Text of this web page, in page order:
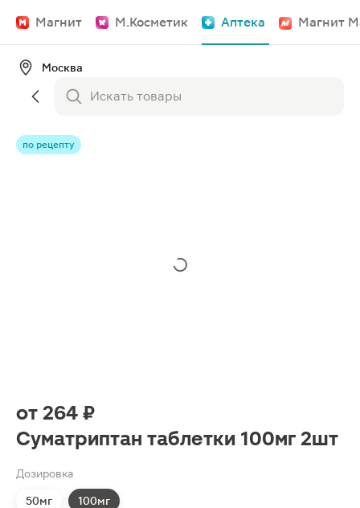
Магнит М.Косметик Аптека Магнит
Москва
по рецепту
от 264 ₽
Суматриптан таблетки 100мг 2шт
Дозировка
50мг 100мг